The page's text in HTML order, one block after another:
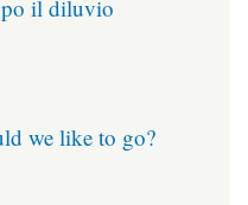
il diluvio
we like to go?